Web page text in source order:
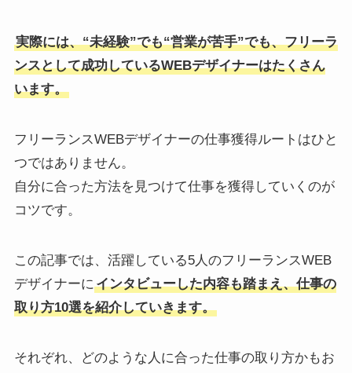
実際には、“未経験”でも“営業が苦手”でも、フリーラ
ンスとして成功しているWEBデザイナーはたくさん
います。
フリーランスWEBデザイナーの仕事獲得ルートはひと
つではありません。
自分に合った方法を見つけて仕事を獲得していくのが
コツです。
この記事では、活躍している5人のフリーランスWEB
デザイナーにインタビューした内容も踏まえ、仕事の
取り方10選を紹介していきます。
それぞれ、どのような人に合った仕事の取り方かもお